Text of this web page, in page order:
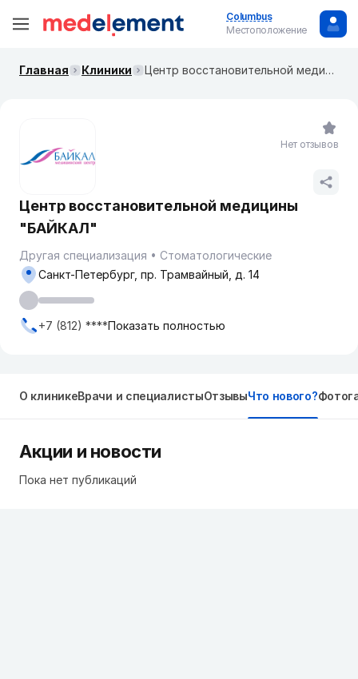
Columbus
Местоположение
Главная Клиники Центр восстановительной медицины "БАЙКАЛ"
Центр восстановительной медицины
"БАЙКАЛ"
Другая специализация
Стоматологические
Санкт-Петербург, пр. Трамвайный, д. 14
+7 (812) ****Показать полностью
Нет отзывов
О клиникеВрачи и специалистыОтзывыЧто нового?
Акции и новости
Пока нет публикаций